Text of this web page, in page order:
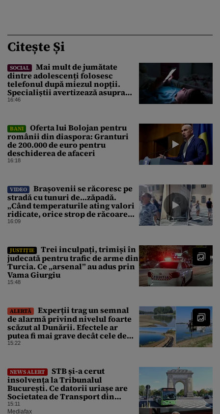
Citește Și
SOCIAL
Mai mult de jumătate
dintre adolescenți folosesc
telefonul după miezul nopții.
Specialiștii avertizează asupra
efectelor
16:46
BANI
Oferta lui Bolojan pentru
românii din diaspora: Granturi
de 200.000 de euro pentru
deschiderea de afaceri
16:18
VIDEO
Brașovenii se răcoresc pe
stradă cu tunuri de…zăpadă.
„Când temperaturile ating valori
ridicate, orice strop de răcoare
contează!”
16:09
JUSTIȚIE
Trei inculpați, trimiși în
judecată pentru trafic de arme din
Turcia. Ce „arsenal” au adus prin
Vama Giurgiu
15:48
ALERTĂ
Experții trag un semnal
de alarmă privind nivelul foarte
scăzut al Dunării. Efectele ar
putea fi mai grave decât cele de
până acum
15:22
NEWS ALERT
STB și-a cerut
insolvența la Tribunalul
București. Ce datorii uriașe are
Societatea de Transport din
București
15:11
Mediafax